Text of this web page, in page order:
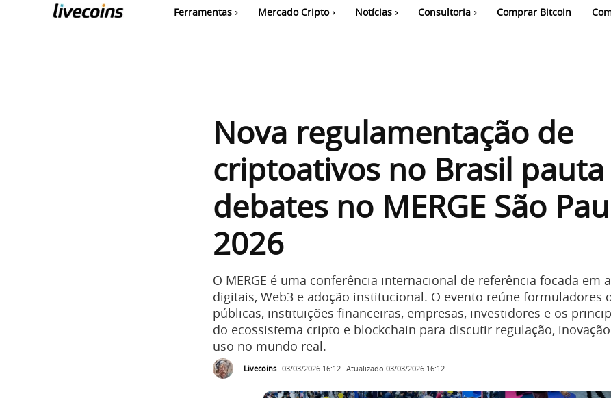
Ferramentas Mercado Cripto Notícias Consultoria Comprar Bitcoin
Nova regulamentação de
criptoativos no Brasil pauta
debates no MERGE São
2026
O MERGE é uma conferência internacional de referência focada em
digitais, Web3 e adoção institucional. O evento reúne formuladores
públicas, instituições financeiras, empresas, investidores e os
do ecossistema cripto e blockchain para discutir regulação,
uso no mundo real.
Livecoins 03/03/2026 16:12 Atualizado 03/03/2026 16:12